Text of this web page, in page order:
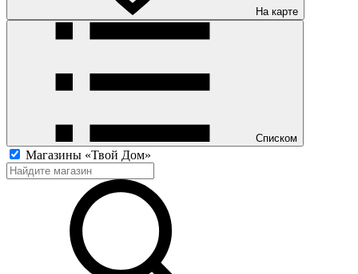
На карте
Списком
Магазины «Твой Дом»